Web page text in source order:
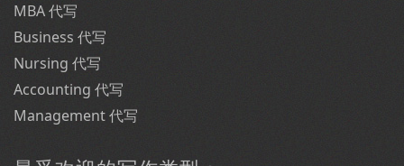
MBA 代写
Business 代写
Nursing 代写
Accounting 代写
Management 代写